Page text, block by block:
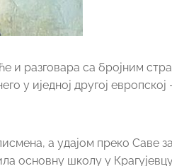
и разговара са бројним
у иједној другој европској
а удајом преко Саве
основну школу у